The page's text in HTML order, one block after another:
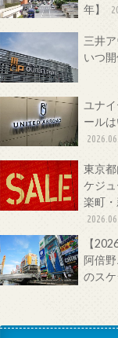
年】
三井
いつ
ユナ
ール
東京
ケジ
楽町・
【
阿倍
のス